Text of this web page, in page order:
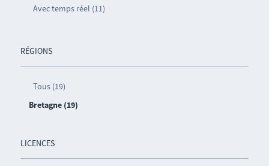
Avec temps réel (11)
RÉGIONS
Tous (19)
Bretagne (19)
LICENCES